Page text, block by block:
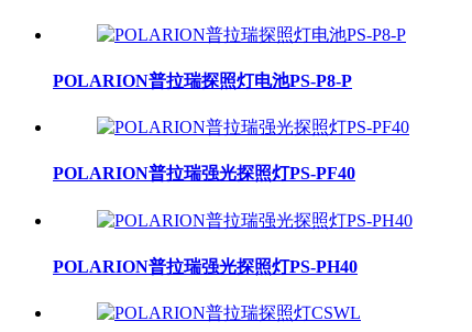
POLARION普拉瑞探照灯电池PS-P8-P
POLARION普拉瑞强光探照灯PS-PF40
POLARION普拉瑞强光探照灯PS-PH40